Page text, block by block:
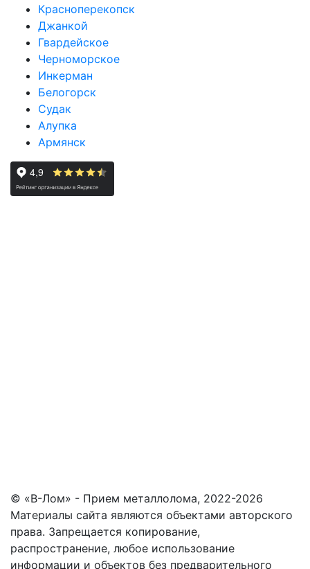
Красноперекопск
Джанкой
Гвардейское
Черноморское
Инкерман
Белогорск
Судак
Алупка
Армянск
© «В-Лом» - Прием металлолома, 2022-2026
Материалы сайта являются объектами авторского
права. Запрещается копирование,
распространение, любое использование
информации и объектов без предварительного